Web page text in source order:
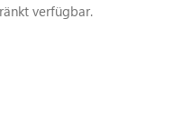
verfügbar.